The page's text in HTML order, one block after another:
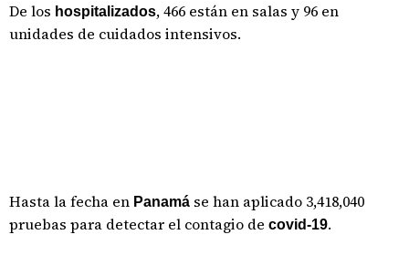
De los hospitalizados, 466 están en salas y 96 en
unidades de cuidados intensivos.
Hasta la fecha en Panamá se han aplicado 3,418,040
pruebas para detectar el contagio de covid-19.